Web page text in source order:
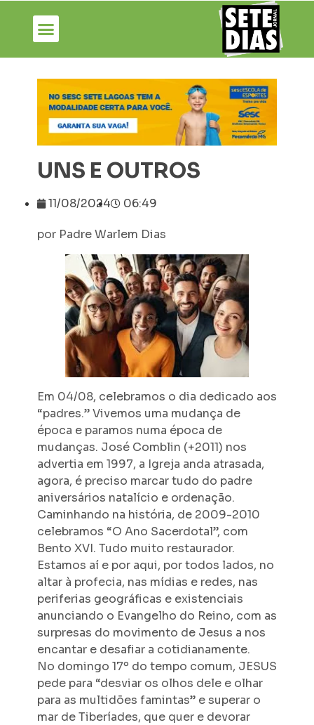
UNS E OUTROS
11/08/2024 06:49
por Padre Warlem Dias
Em 04/08, celebramos o dia dedicado aos
“padres.” Vivemos uma mudança de
época e paramos numa época de
mudanças. José Comblin (+2011) nos
advertia em 1997, a Igreja anda atrasada,
agora, é preciso marcar tudo do padre
aniversários natalício e ordenação.
Caminhando na história, de 2009-2010
celebramos “O Ano Sacerdotal”, com
Bento XVI. Tudo muito restaurador.
Estamos aí e por aqui, por todos lados, no
altar à profecia, nas mídias e redes, nas
periferias geográficas e existenciais
anunciando o Evangelho do Reino, com as
surpresas do movimento de Jesus a nos
encantar e desafiar a cotidianamente.
No domingo 17º do tempo comum, JESUS
pede para “desviar os olhos dele e olhar
para as multidões famintas” e superar o
mar de Tiberíades, que quer e devorar